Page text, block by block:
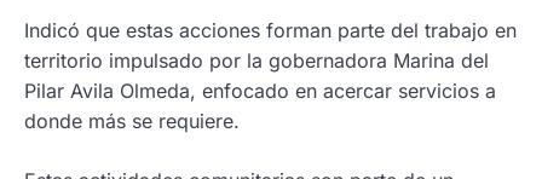
Indicó que estas acciones forman parte del trabajo en
territorio impulsado por la gobernadora Marina del
Pilar Avila Olmeda, enfocado en acercar servicios a
donde más se requiere.